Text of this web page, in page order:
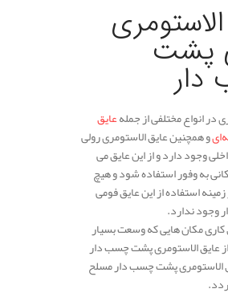
پشت
در انواع مختلفی از جملهعایق
و همچنین عایق الاستومری رولی
وجود دارد و از این عایق می
به وفور استفاده شود و هیچ
استفاده از این عایق فومی
ندارد.
کاری مکان هایی که وسعت بسیار
عایق الاستومری پشت چسب دار
الاستومری پشت چسب دار مسلح